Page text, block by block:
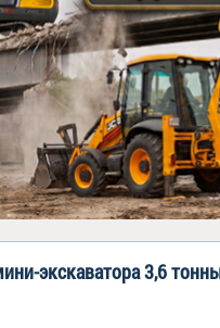
экскаватора 3,6